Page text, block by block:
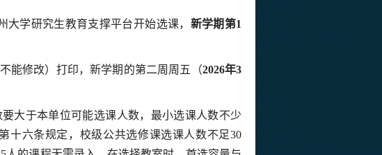
大学研究生教育支撑平台开始选课， 新学期第1
能修改）打印，新学期的第二周周五（2026年3
大于本单位可能选课人数，最小选课人数不少
十六条规定，校级公共选修课选课人数不足30